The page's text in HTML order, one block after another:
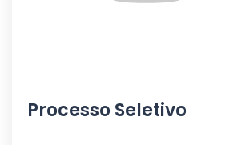
Processo Seletivo